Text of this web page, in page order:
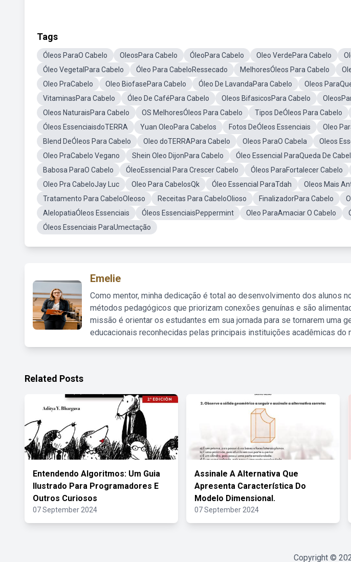
Tags
Óleos ParaO Cabelo OleosPara Cabelo ÓleoPara Cabelo Oleo VerdePara Cabelo
Óleo VegetalPara Cabelo
Óleo Para CabeloRessecado MelhoresÓleos Para Cabelo
Oleo PraCabelo
Oleo BiofasePara Cabelo Óleo De LavandaPara Cabelo
Oleos
VitaminasPara Cabelo
Óleo De CaféPara Cabelo Oleos BifasicosPara Cabelo
Oleos NaturaisPara Cabelo
OS MelhoresÓleos Para Cabelo Tipos DeÓleos Para Cabelo
Óleos EssenciaisdoTERRA
Yuan OleoPara Cabelos Fotos DeÓleos Essenciais
Oleo
Blend DeÓleos Para Cabelo
Oleo doTERRAPara Cabelo Oleos ParaO Cabela
Oleos
Oleo PraCabelo Vegano
Shein Oleo DijonPara Cabelo Óleo Essencial ParaQueda De
Babosa ParaO Cabelo
ÓleoEssencial Para Crescer Cabelo Óleos ParaFortalecer Cabelo
Oleo Pra CabeloJay Luc
Oleo Para CabelosQk Óleo Essencial ParaTdah
Oleos Mais
Tratamento Para CabeloOleoso
Receitas Para CabeloOlioso FinalizadorPara Cabelo
AlelopatiaÓleos Essenciais
Óleos EssenciaisPeppermint Oleo ParaAmaciar O Cabelo
Óleos Essenciais ParaUmectação
Emelie
Como mentor, minha dedicação é total ao desenvolvimento dos alunos
métodos pedagógicos que priorizam conexões genuínas e são
missão é orientar os estudantes em sua jornada para se tornarem uma
educacionais reconhecidas pelas principais instituições acadêmicas do
Related Posts
Entendendo Algoritmos: Um Guia
Ilustrado Para Programadores E
Outros Curiosos
07 September 2024
Assinale A Alternativa Que
Apresenta Característica Do
Modelo Dimensional.
07 September 2024
Copyright ©